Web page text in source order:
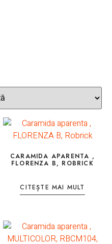
CARAMIDA APARENTA ,
FLORENZA B, ROBRICK
CITEȘTE MAI MULT